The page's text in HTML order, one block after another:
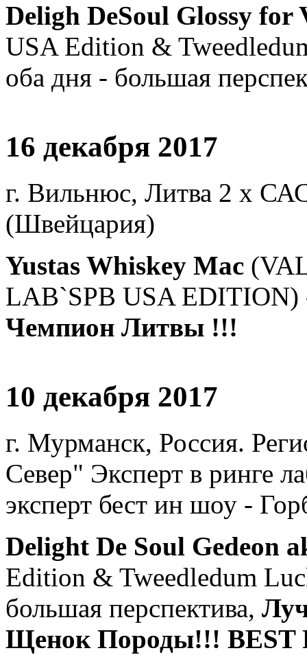
Deligh DeSoul Glossy
USA Edition &
оба дня - большая
16 декабря 2017
г. Вильнюс, Литва 2 х
(Швейцария)
Yustas Whiskey Mac
LAB`SPB USA
Чемпион Литвы !!!
10 декабря 2017
г. Мурманск, Россия.
Север" Эксперт в ринге
эксперт бест ин шоу -
Delight De Soul Gedeon
Edition & Tweedledum
большая перспектива,
Щенок Породы!!! BEST